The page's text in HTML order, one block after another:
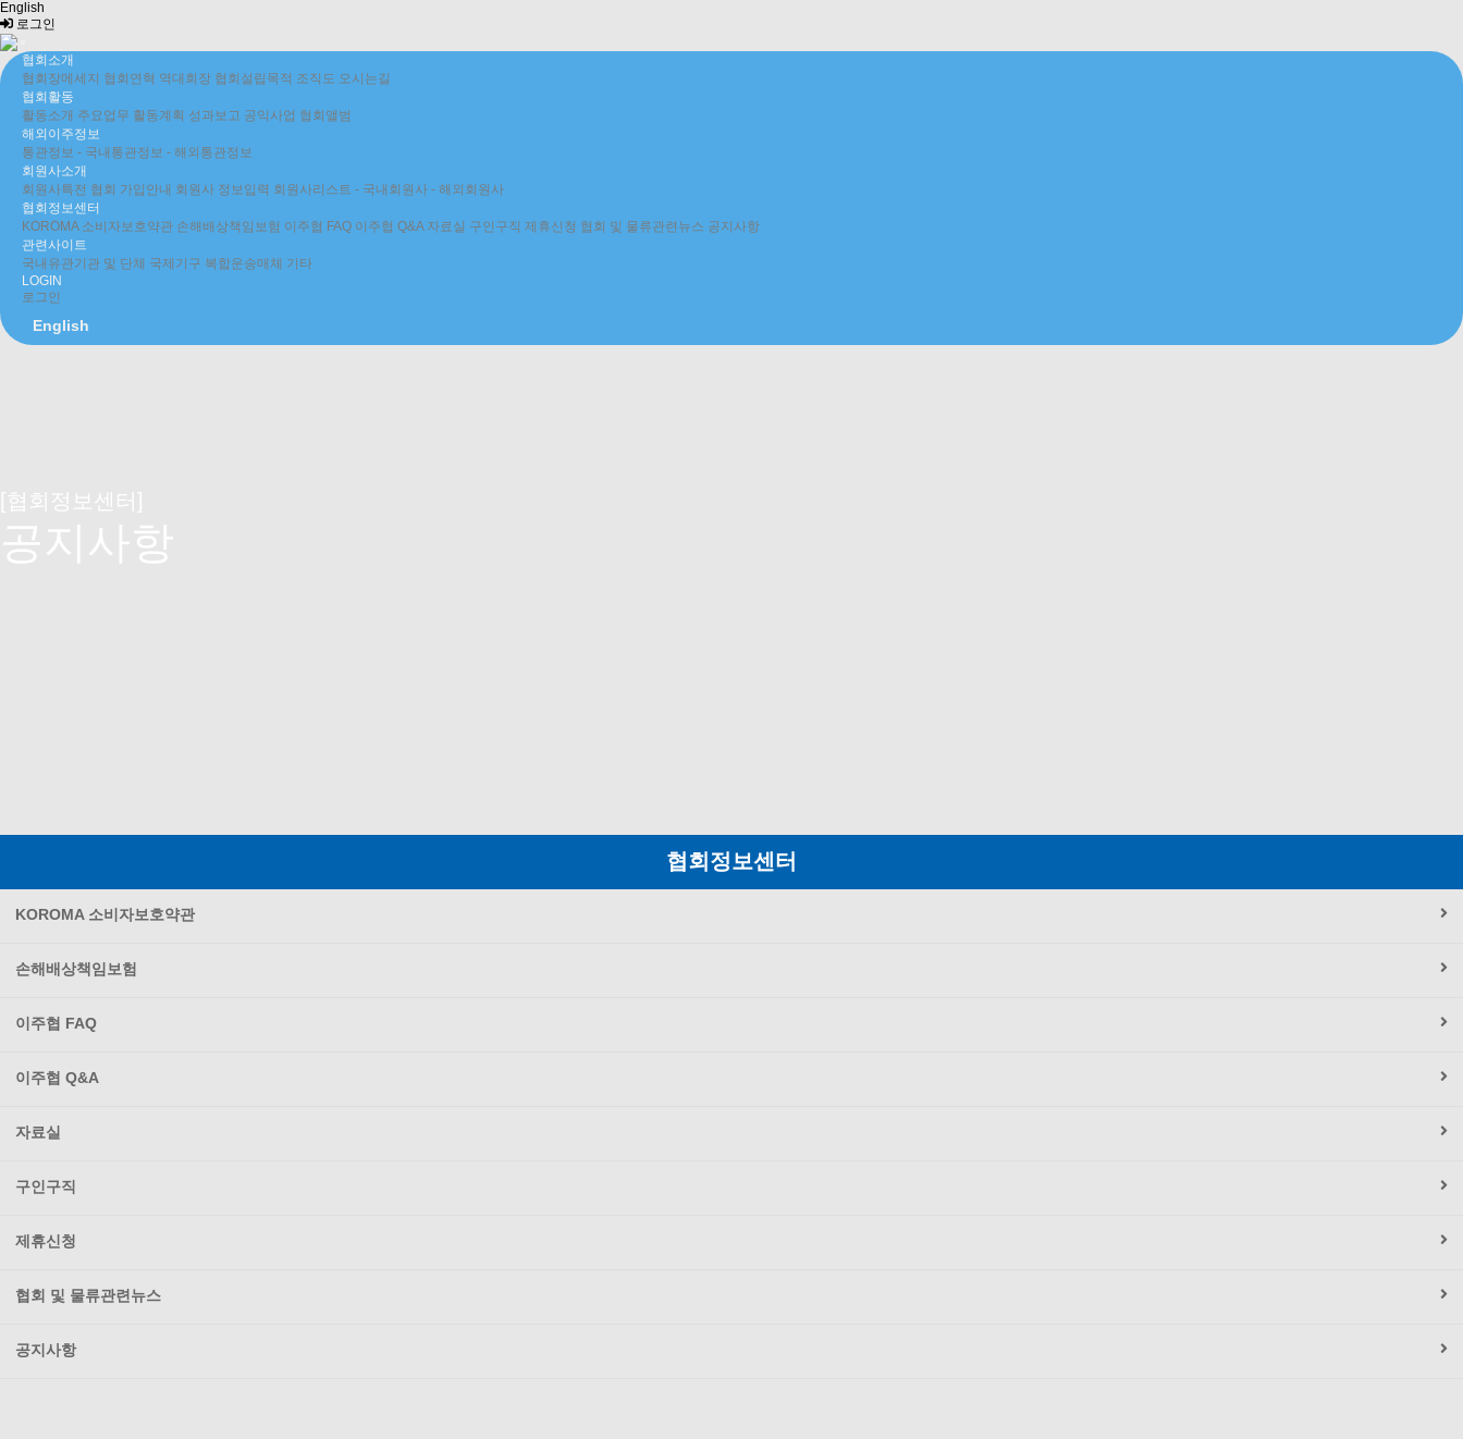
English
로그인
협회소개
협회장메세지 협회연혁 역대회장 협회설립목적 조직도 오시는길
협회활동
활동소개 주요업무 활동계획 성과보고 공익사업 협회앨범
해외이주정보
통관정보 - 국내통관정보 - 해외통관정보
회원사소개
회원사특전 협회 가입안내 회원사 정보입력 회원사리스트 - 국내회원사 - 해외회원사
협회정보센터
KOROMA 소비자보호약관 손해배상책임보험 이주협 FAQ 이주협 Q&A 자료실 구인구직 제휴신청 협회 및 물류관련뉴스 공지사항
관련사이트
국내유관기관 및 단체 국제기구 복합운송매체 기타
LOGIN
로그인
English
[협회정보센터]
공지사항
협회정보센터
KOROMA 소비자보호약관
손해배상책임보험
이주협 FAQ
이주협 Q&A
자료실
구인구직
제휴신청
협회 및 물류관련뉴스
공지사항